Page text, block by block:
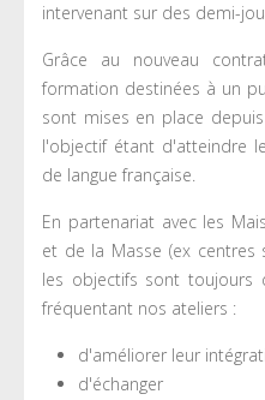
intervenant sur des demi-
Grâce au nouveau
formation destinées à un
sont mises en place
l'objectif étant d'atteindre
de langue française.
En partenariat avec les
et de la Masse (ex centres
les objectifs sont toujours
fréquentant nos ateliers :
d'améliorer leur
d'échanger